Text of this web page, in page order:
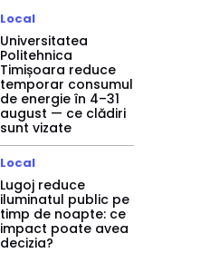
Local
Universitatea
Politehnica
Timișoara reduce
temporar consumul
de energie în 4–31
august — ce clădiri
sunt vizate
Local
Lugoj reduce
iluminatul public pe
timp de noapte: ce
impact poate avea
decizia?